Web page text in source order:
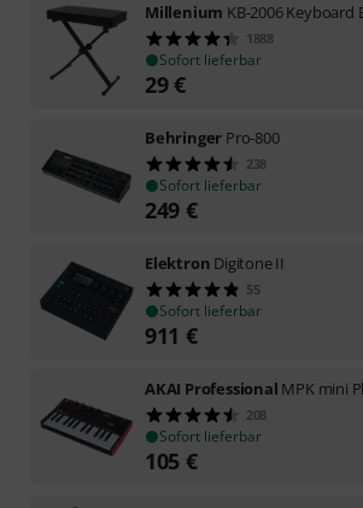
Millenium KB-2006 Keyboard
1888
Sofort lieferbar
29€
Behringer Pro-800
238
Sofort lieferbar
249 €
Elektron Digitone II
55
Sofort lieferbar
911 €
AKAI Professional MPK mini
208
Sofort lieferbar
105 €